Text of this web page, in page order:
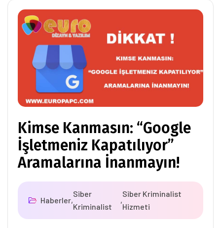
Kimse Kanmasın: “Google
İşletmeniz Kapatılıyor”
Aramalarına İnanmayın!
Haberler,
Siber
Kriminalist
,
Siber Kriminalist
Hizmeti